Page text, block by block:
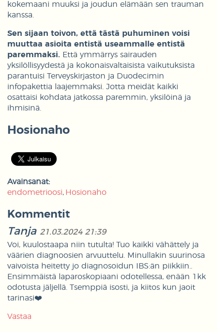
kokemaani muuksi ja joudun elämään sen trauman
kanssa.
Sen sijaan toivon, että tästä puhuminen voisi
muuttaa asioita entistä useammalle entistä
paremmaksi. Että ymmärrys sairauden
yksilöllisyydestä ja kokonaisvaltaisista vaikutuksista
parantuisi Terveyskirjaston ja Duodecimin
infopakettia laajemmaksi. Jotta meidät kaikki
osattaisi kohdata jatkossa paremmin, yksilöinä ja
ihmisinä.
Hosionaho
Avainsanat:
endometrioosi
Hosionaho
Kommentit
Tanja 21.03.2024 21:39
Voi, kuulostaapa niin tutulta! Tuo kaikki vähättely ja
väärien diagnoosien arvuuttelu. Minullakin suurinosa
vaivoista heitetty jo diagnosoidun IBS:än piikkiin..
Ensimmäistä laparoskopiaani odotellessa, enään 1kk
odotusta jäljellä. Tsemppiä isosti, ja kiitos kun jaoit
tarinasi❤️
Vastaa